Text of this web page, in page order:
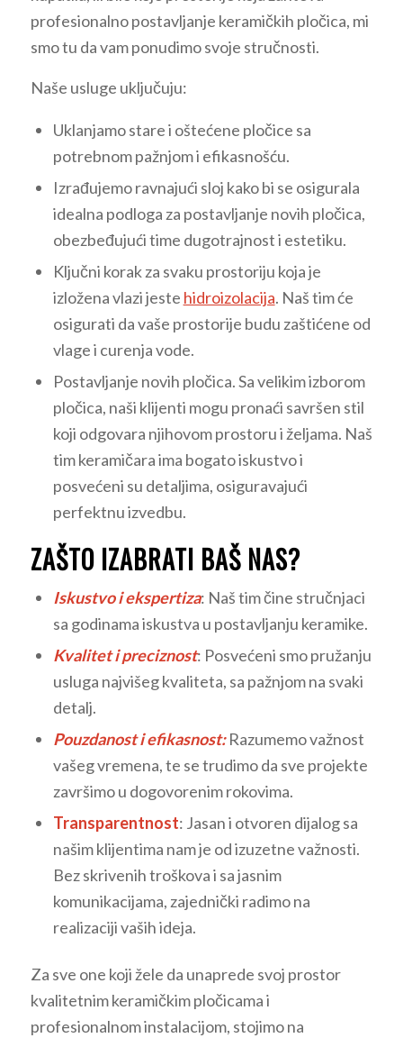
profesionalno postavljanje keramičkih pločica, mi
smo tu da vam ponudimo svoje stručnosti.
Naše usluge uključuju:
Uklanjamo stare i oštećene pločice sa
potrebnom pažnjom i efikasnošću.
Izrađujemo ravnajući sloj kako bi se osigurala
idealna podloga za postavljanje novih pločica,
obezbeđujući time dugotrajnost i estetiku.
Ključni korak za svaku prostoriju koja je
izložena vlazi jeste hidroizolacija. Naš tim će
osigurati da vaše prostorije budu zaštićene od
vlage i curenja vode.
Postavljanje novih pločica. Sa velikim izborom
pločica, naši klijenti mogu pronaći savršen stil
koji odgovara njihovom prostoru i željama. Naš
tim keramičara ima bogato iskustvo i
posvećeni su detaljima, osiguravajući
perfektnu izvedbu.
ZAŠTO IZABRATI BAŠ NAS?
Iskustvo i ekspertiza: Naš tim čine stručnjaci
sa godinama iskustva u postavljanju keramike.
Kvalitet i preciznost: Posvećeni smo pružanju
usluga najvišeg kvaliteta, sa pažnjom na svaki
detalj.
Pouzdanost i efikasnost:Razumemo važnost
vašeg vremena, te se trudimo da sve projekte
završimo u dogovorenim rokovima.
Transparentnost: Jasan i otvoren dijalog sa
našim klijentima nam je od izuzetne važnosti.
Bez skrivenih troškova i sa jasnim
komunikacijama, zajednički radimo na
realizaciji vaših ideja.
Za sve one koji žele da unaprede svoj prostor
kvalitetnim keramičkim pločicama i
profesionalnom instalacijom, stojimo na